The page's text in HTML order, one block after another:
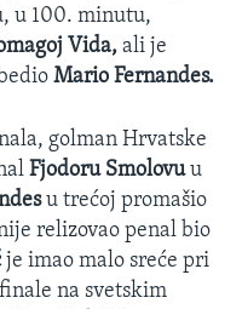
u 100. minutu,
Vida, ali je
Mario Fernandes.
golman Hrvatske
Fjodoru Smolovuu
u trećoj promašio
relizovao penal bio
je imao malo sreće pri
na svetskim